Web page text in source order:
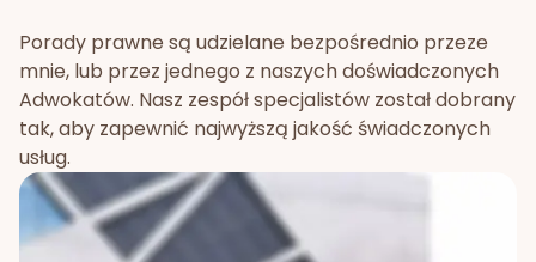
Porady prawne są udzielane bezpośrednio przeze
mnie, lub przez jednego z naszych doświadczonych
Adwokatów. Nasz zespół specjalistów został dobrany
tak, aby zapewnić najwyższą jakość świadczonych
usług.